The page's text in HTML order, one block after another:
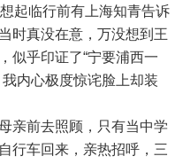
起临行前有上海知青告诉
时真没在意，万没想到王
似乎印证了“宁要浦西一
内心极度惊诧脸上却装
亲前去照顾，只有当中学
行车回来，亲热招呼，三